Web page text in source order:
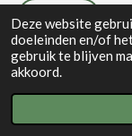
Deze website
doeleinden en/of
gebruik te blijven
akkoord.
Privacybeleid